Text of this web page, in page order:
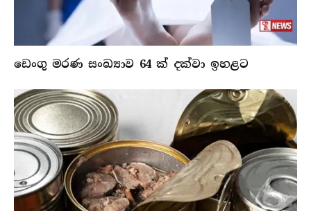
ඩෙංගු මරණ සංඛ්‍යාව 64 ක් දක්වා ඉහළට